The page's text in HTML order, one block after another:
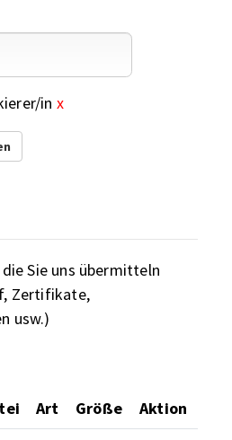
in x
Sie uns übermitteln
Zertifikate,
usw.)
Art Größe Aktion